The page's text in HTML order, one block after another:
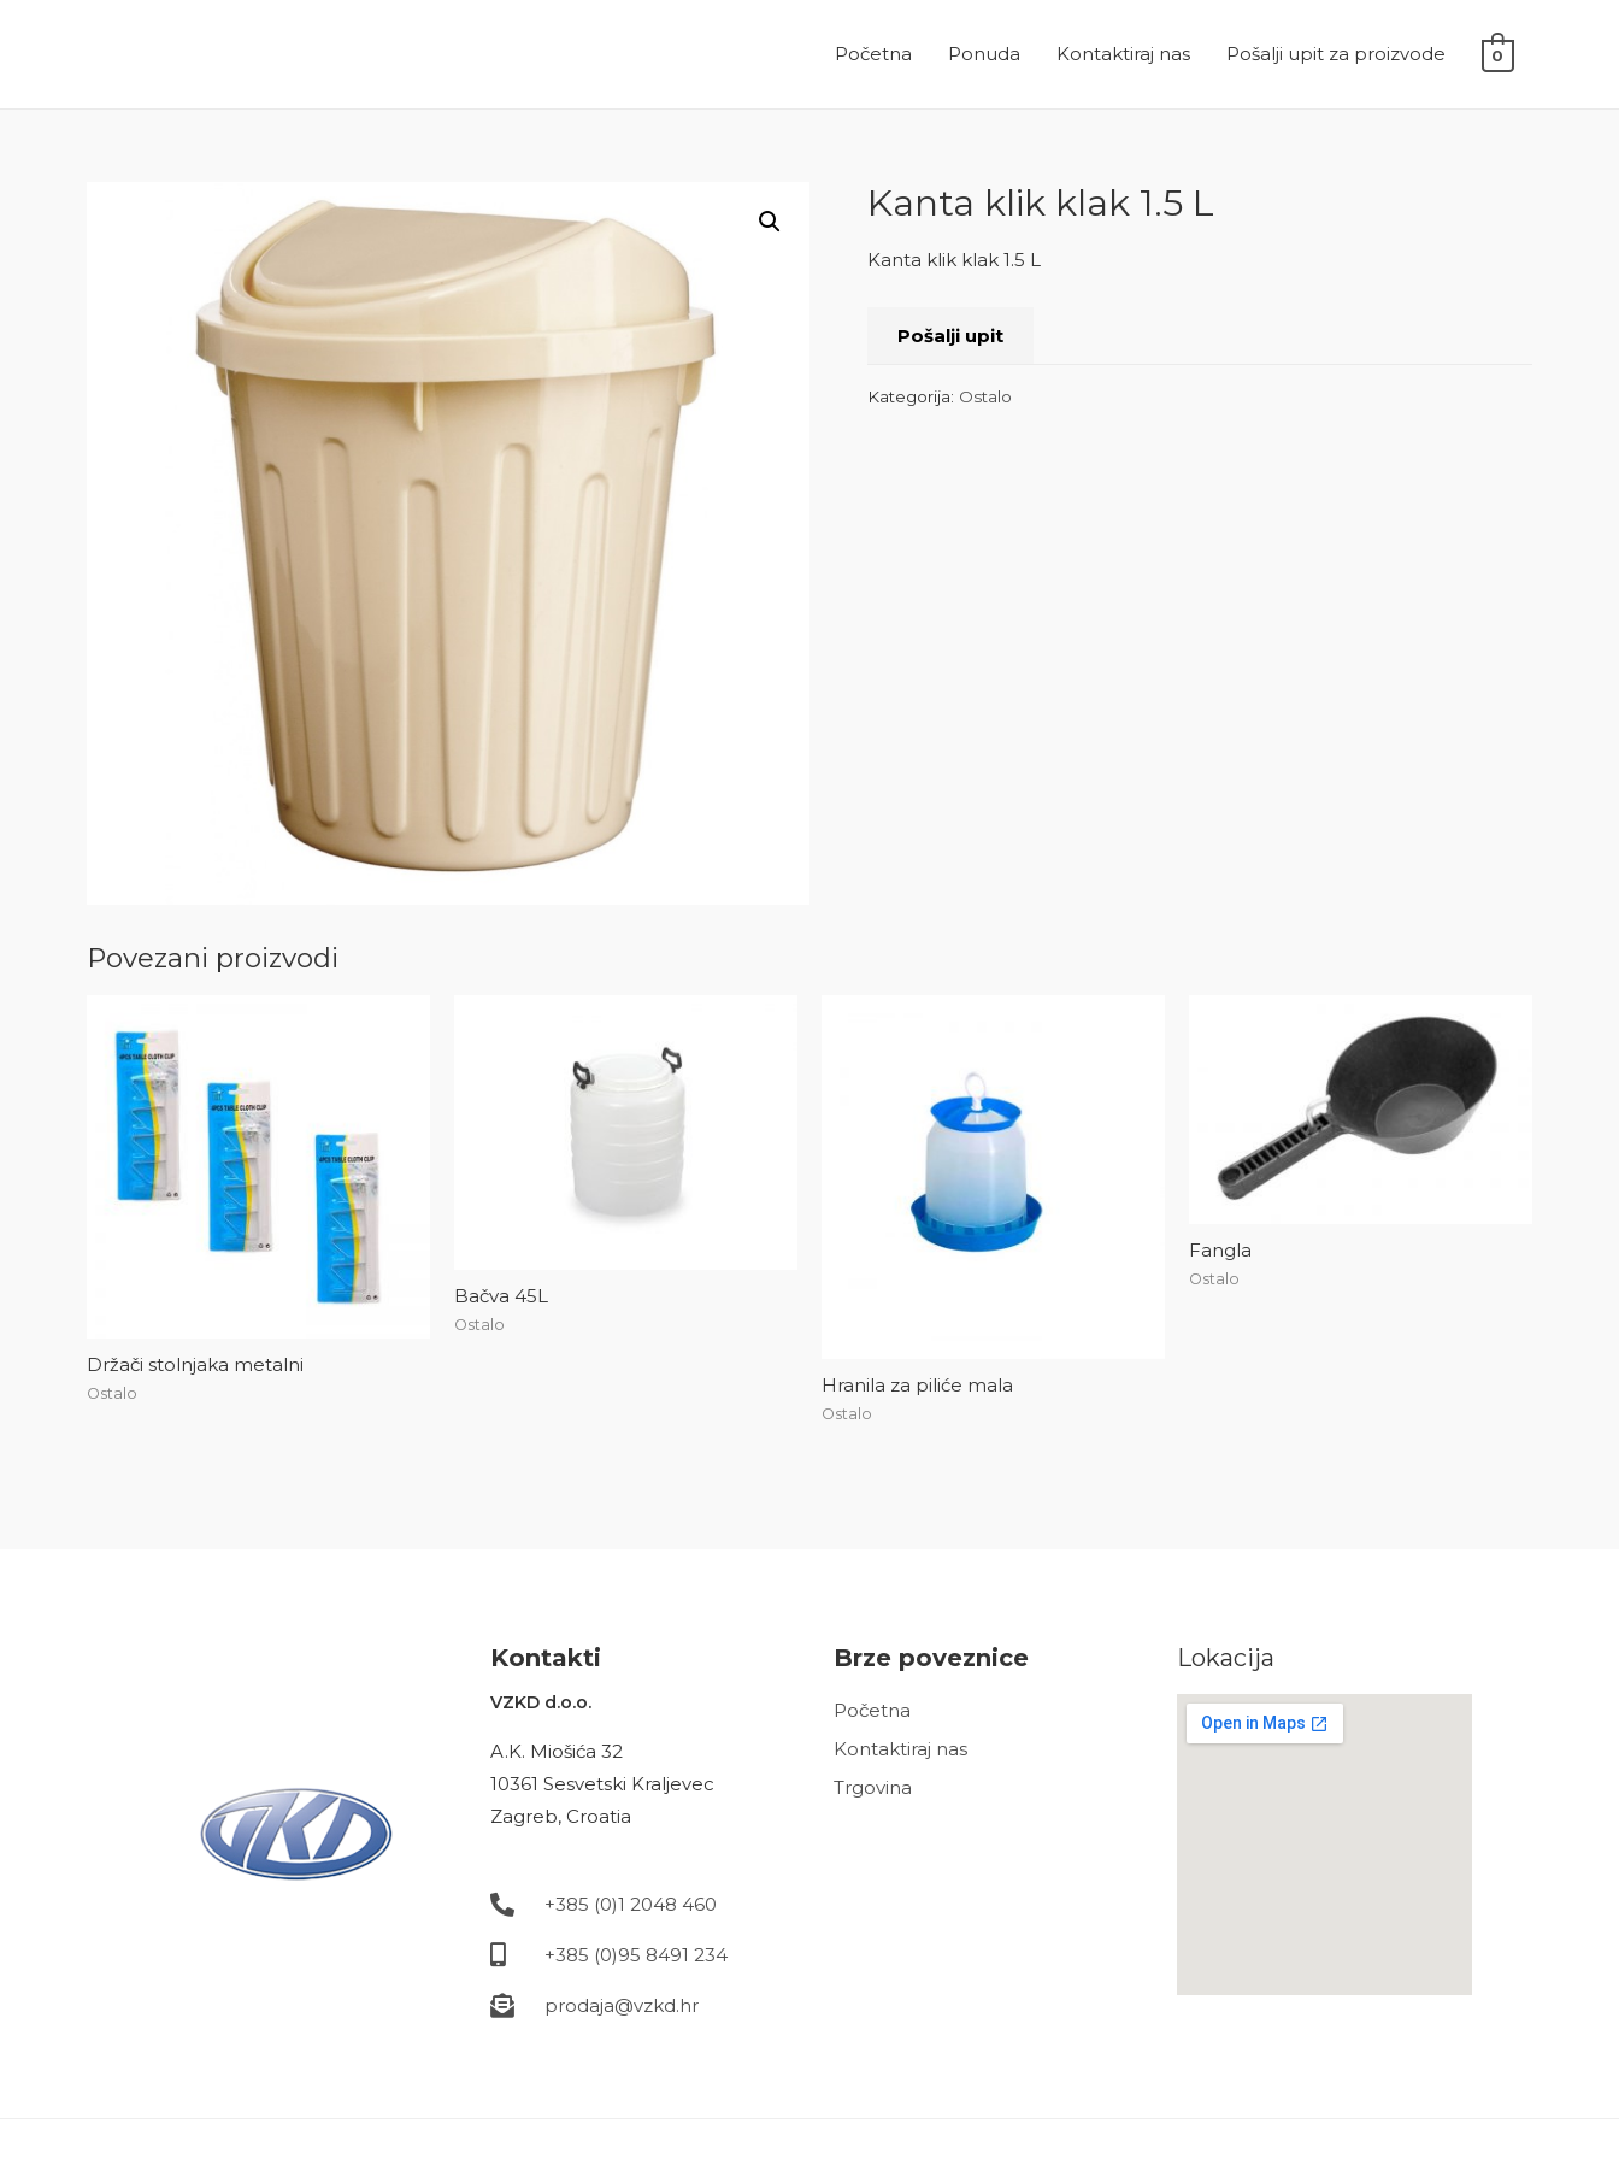
Početna Ponuda Kontaktiraj nas Pošalji upit za proizvode 0
Kanta klik klak 1.5 L
Kanta klik klak 1.5 L
Pošalji upit
Kategorija: Ostalo
Povezani proizvodi
Držači stolnjaka metalni
Ostalo
Bačva 45L
Ostalo
Hranila za piliće mala
Ostalo
Fangla
Ostalo
Kontakti
VZKD d.o.o.
A.K. Miošića 32
10361 Sesvetski Kraljevec
Zagreb, Croatia
+385 (0)1 2048 460
+385 (0)95 8491 234
prodaja@vzkd.hr
Brze poveznice
Početna
Kontaktiraj nas
Trgovina
Lokacija